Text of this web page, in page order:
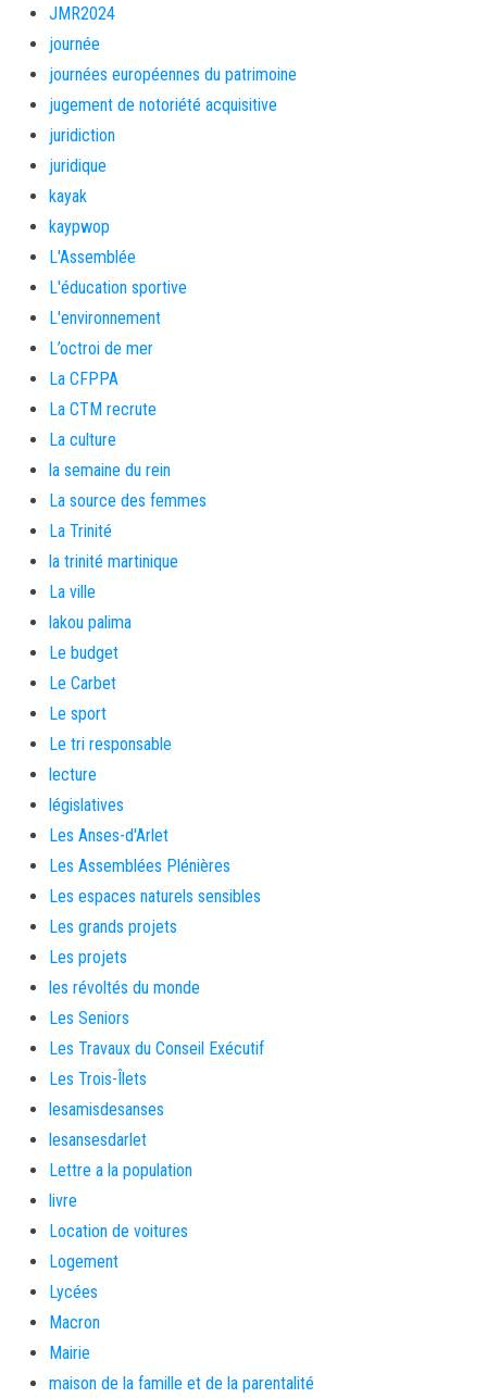
JMR2024
journée
journées européennes du patrimoine
jugement de notoriété acquisitive
juridiction
juridique
kayak
kaypwop
L'Assemblée
L'éducation sportive
L'environnement
L’octroi de mer
La CFPPA
La CTM recrute
La culture
la semaine du rein
La source des femmes
La Trinité
la trinité martinique
La ville
lakou palima
Le budget
Le Carbet
Le sport
Le tri responsable
lecture
législatives
Les Anses-d'Arlet
Les Assemblées Plénières
Les espaces naturels sensibles
Les grands projets
Les projets
les révoltés du monde
Les Seniors
Les Travaux du Conseil Exécutif
Les Trois-Îlets
lesamisdesanses
lesansesdarlet
Lettre a la population
livre
Location de voitures
Logement
Lycées
Macron
Mairie
maison de la famille et de la parentalité